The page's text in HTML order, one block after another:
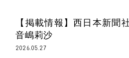
【掲載情報】西日本新聞
音嶋莉沙
2026.05.27